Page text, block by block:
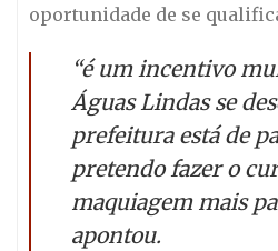
oportunidade de se
“é um incentivo
Águas Lindas se
prefeitura está de
pretendo fazer o
maquiagem mais
apontou.